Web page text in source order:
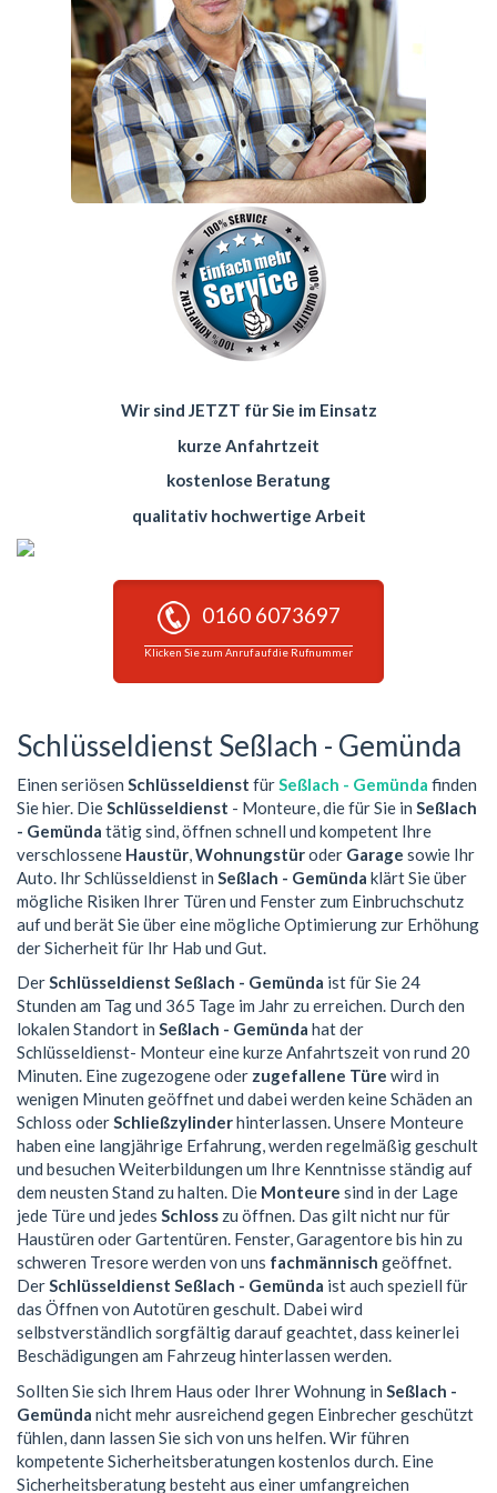
Wir sind JETZT für Sie im Einsatz
kurze Anfahrtzeit
kostenlose Beratung
qualitativ hochwertige Arbeit
0160 6073697
Klicken Sie zum Anruf auf die Rufnummer
Schlüsseldienst Seßlach - Gemünda
Einen seriösen Schlüsseldienst fürSeßlach - Gemünda finden
Sie hier. DieSchlüsseldienst - Monteure, die für Sie in Seßlach
- Gemünda tätig sind, öffnen schnell und kompetent Ihre
verschlossene Haustür,Wohnungstüroder Garage sowie Ihr
Auto. Ihr Schlüsseldienst in Seßlach - Gemünda klärt Sie über
mögliche Risiken Ihrer Türen und Fenster zum Einbruchschutz
auf und berät Sie über eine mögliche Optimierung zur Erhöhung
der Sicherheit für Ihr Hab und Gut.
DerSchlüsseldienst Seßlach - Gemünda ist für Sie 24
Stunden am Tag und 365 Tage im Jahr zu erreichen. Durch den
lokalen Standort in Seßlach - Gemünda hat der
Schlüsseldienst- Monteur eine kurze Anfahrtszeit von rund 20
Minuten. Eine zugezogene oder zugefallene Türe wird in
wenigen Minuten geöffnet und dabei werden keine Schäden an
Schloss oderSchließzylinderhinterlassen. Unsere Monteure
haben eine langjährige Erfahrung, werden regelmäßig geschult
und besuchen Weiterbildungen um Ihre Kenntnisse ständig auf
dem neusten Stand zu halten. Die Monteure sind in der Lage
jede Türe und jedes Schloss zu öffnen. Das gilt nicht nur für
Haustüren oder Gartentüren. Fenster, Garagentore bis hin zu
schweren Tresore werden von uns fachmännisch geöffnet.
DerSchlüsseldienst Seßlach - Gemünda ist auch speziell für
das Öffnen von Autotüren geschult. Dabei wird
selbstverständlich sorgfältig darauf geachtet, dass keinerlei
Beschädigungen am Fahrzeug hinterlassen werden.
Sollten Sie sich Ihrem Haus oder Ihrer Wohnung in Seßlach -
Gemünda nicht mehr ausreichend gegen Einbrecher geschützt
fühlen, dann lassen Sie sich von uns helfen. Wir führen
kompetente Sicherheitsberatungen kostenlos durch. Eine
Sicherheitsberatung besteht aus einer umfangreichen